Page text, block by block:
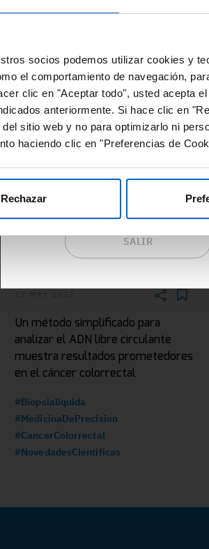
socios podemos utilizar cookies y
el comportamiento de navegación,
clic en "Aceptar todo", usted acepta
anteriormente. Si hace clic en
sitio web y no para optimizarlo ni
haciendo clic en "Preferencias de
Rechazar
RED Amgen es una
formación especializada
En RED Amgen ponemos a
recursos de valor y gran
áreas terapéuticas.
deseas continuar en este
redirigido al sitio web
SALIR
#EnfermedadMinimaResidual
#MielomaMultiple
#PracticaClinica
#NovedadesCientificas
Un método simplificado para
analizar el ADN libre circulante
muestra resultados prometedores
en el cáncer colorrectal
#Biopsialiquida
#MedicinaDePrecision
#CancerColorrectal
#NovedadesCientificas